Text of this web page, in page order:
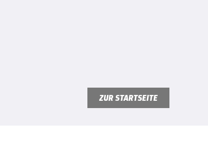
ZUR STARTSEITE